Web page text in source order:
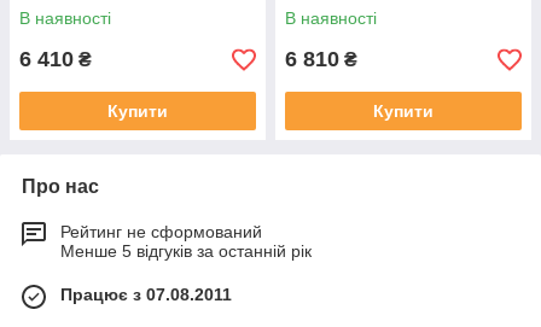
В наявності
6 410 ₴
Купити
В наявності
6 810 ₴
Купити
Про нас
Рейтинг не сформований
Менше 5 відгуків за останній рік
Працює з 07.08.2011